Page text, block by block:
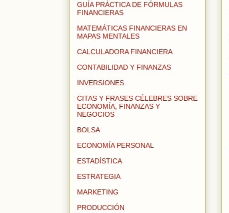
GUÍA PRÁCTICA DE FÓRMULAS
FINANCIERAS
MATEMÁTICAS FINANCIERAS EN
MAPAS MENTALES
CALCULADORA FINANCIERA
CONTABILIDAD Y FINANZAS
INVERSIONES
CITAS Y FRASES CÉLEBRES SOBRE
ECONOMÍA, FINANZAS Y
NEGOCIOS
BOLSA
ECONOMÍA PERSONAL
ESTADÍSTICA
ESTRATEGIA
MARKETING
PRODUCCIÓN